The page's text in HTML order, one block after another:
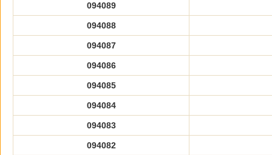
094089
094088
094087
094086
094085
094084
094083
094082